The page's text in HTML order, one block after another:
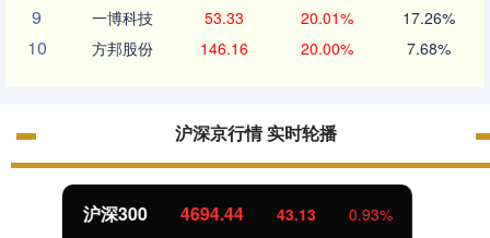
9 一博科技 53.33 20.01% 17.26%
10 方邦股份 146.16 20.00% 7.68%
沪深京行情 实时轮播
北证50 1134.24 11.37 1.01%